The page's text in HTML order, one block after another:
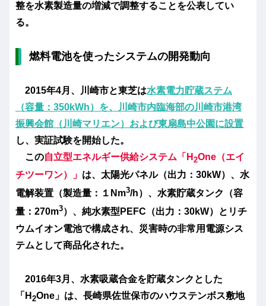
整を水素製造量の増減で調整することを公表してい
る。
燃料電池を使ったシステムの開発動向
2015年4月、川崎市と東芝は水素電力貯蔵ステム
（容量：350kWh）を、川崎市内臨海部の川崎市港湾
振興会館（川崎マリエン）および東扇島中公園に設置
し、実証試験を開始した。
この自立型エネルギー供給システム「H 2One（エイ
チツーワン）」 は、太陽光パネル（出力：30kW）、水
電解装置（製造量：１Nm3/h）、水素貯蔵タンク（容
量：270m3）、純水素型PEFC（出力：30kW）とリチ
ウムイオン電池で構成され、災害時の非常用電源シス
テムとして商品化された。
2016年3月、水素吸蔵合金を貯蔵タンクとした
「H 2One」は、長崎県佐世保市のハウステンボス敷地